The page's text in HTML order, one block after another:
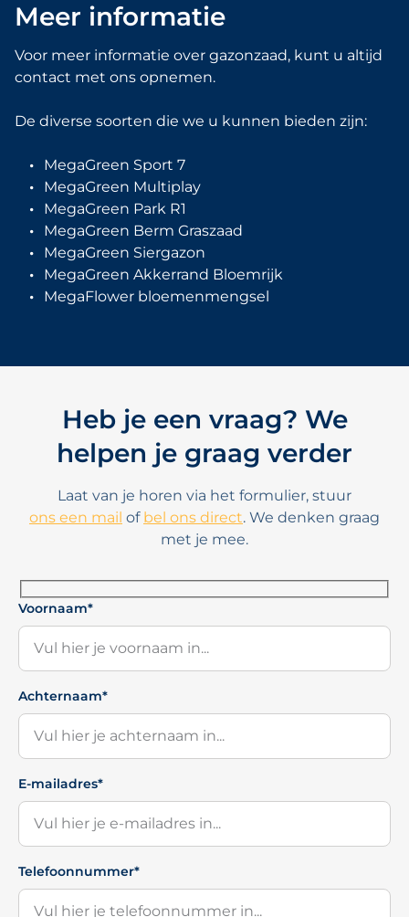
Meer informatie
Voor meer informatie over gazonzaad, kunt u altijd
contact met ons opnemen.
De diverse soorten die we u kunnen bieden zijn:
MegaGreen Sport 7
MegaGreen Multiplay
MegaGreen Park R1
MegaGreen Berm Graszaad
MegaGreen Siergazon
MegaGreen Akkerrand Bloemrijk
MegaFlower bloemenmengsel
Heb je een vraag? We
helpen je graag verder
Laat van je horen via het formulier, stuur
ons een mail of bel ons direct. We denken graag
met je mee.
Voornaam*
Achternaam*
E-mailadres*
Telefoonnummer*